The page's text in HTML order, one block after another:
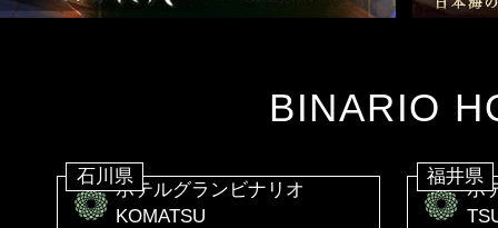
BINARIO
石川県
ホテルグランビナリオ
KOMATSU
福井県
ホ